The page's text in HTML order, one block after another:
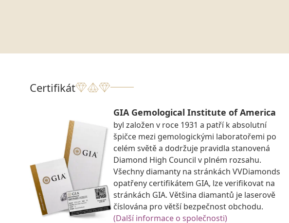
Certifikát
GIA Gemological Institute of America
byl založen v roce 1931 a patří k absolutní
špičce mezi gemologickými laboratořemi po
celém světě a dodržuje pravidla stanovená
Diamond High Council v plném rozsahu.
Všechny diamanty na stránkách VVDiamonds
opatřeny certifikátem GIA, lze verifikovat na
stránkách GIA. Většina diamantů je laserově
číslována pro větší bezpečnost obchodu.
(Další informace o společnosti)